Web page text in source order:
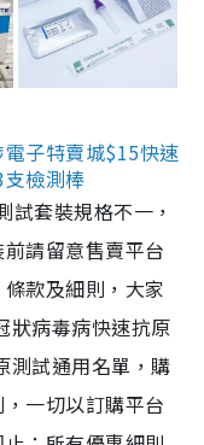
子特賣城$15快速
檢測棒
試套裝規格不一，
請留意售賣平台
款及細則，大家
狀病毒病快速抗原
測試通用名單，購
一切以訂購平台